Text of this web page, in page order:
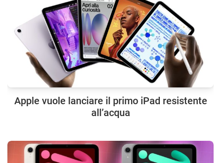
Apple vuole lanciare il primo iPad resistente
all’acqua